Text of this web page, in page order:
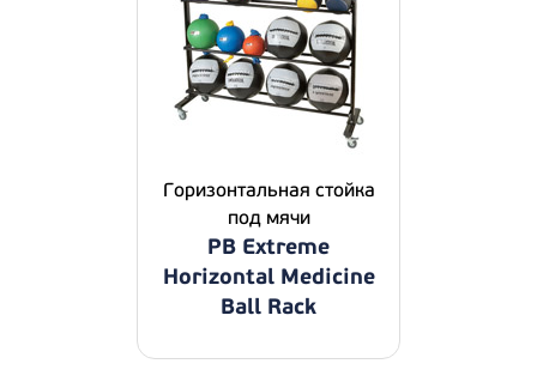
Горизонтальная стойка
под мячи
PB Extreme
Horizontal Medicine
Ball Rack